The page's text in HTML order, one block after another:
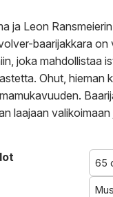
ja Leon
baarijakkara on
joka mahdollistaa
Ohut, hieman
laajaan